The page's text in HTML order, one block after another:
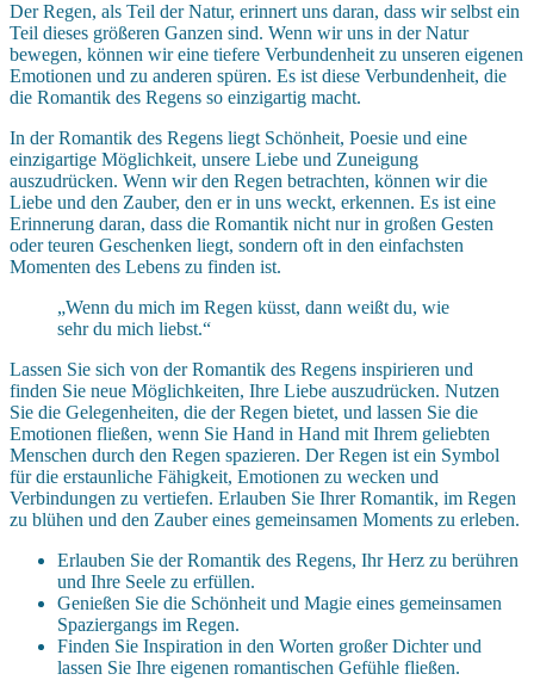
Der Regen, als Teil der Natur, erinnert uns daran, dass wir selbst ein
Teil dieses größeren Ganzen sind. Wenn wir uns in der Natur
bewegen, können wir eine tiefere Verbundenheit zu unseren eigenen
Emotionen und zu anderen spüren. Es ist diese Verbundenheit, die
die Romantik des Regens so einzigartig macht.
In der Romantik des Regens liegt Schönheit, Poesie und eine
einzigartige Möglichkeit, unsere Liebe und Zuneigung
auszudrücken. Wenn wir den Regen betrachten, können wir die
Liebe und den Zauber, den er in uns weckt, erkennen. Es ist eine
Erinnerung daran, dass die Romantik nicht nur in großen Gesten
oder teuren Geschenken liegt, sondern oft in den einfachsten
Momenten des Lebens zu finden ist.
„Wenn du mich im Regen küsst, dann weißt du, wie
sehr du mich liebst.“
Lassen Sie sich von der Romantik des Regens inspirieren und
finden Sie neue Möglichkeiten, Ihre Liebe auszudrücken. Nutzen
Sie die Gelegenheiten, die der Regen bietet, und lassen Sie die
Emotionen fließen, wenn Sie Hand in Hand mit Ihrem geliebten
Menschen durch den Regen spazieren. Der Regen ist ein Symbol
für die erstaunliche Fähigkeit, Emotionen zu wecken und
Verbindungen zu vertiefen. Erlauben Sie Ihrer Romantik, im Regen
zu blühen und den Zauber eines gemeinsamen Moments zu erleben.
Erlauben Sie der Romantik des Regens, Ihr Herz zu berühren
und Ihre Seele zu erfüllen.
Genießen Sie die Schönheit und Magie eines gemeinsamen
Spaziergangs im Regen.
Finden Sie Inspiration in den Worten großer Dichter und
lassen Sie Ihre eigenen romantischen Gefühle fließen.